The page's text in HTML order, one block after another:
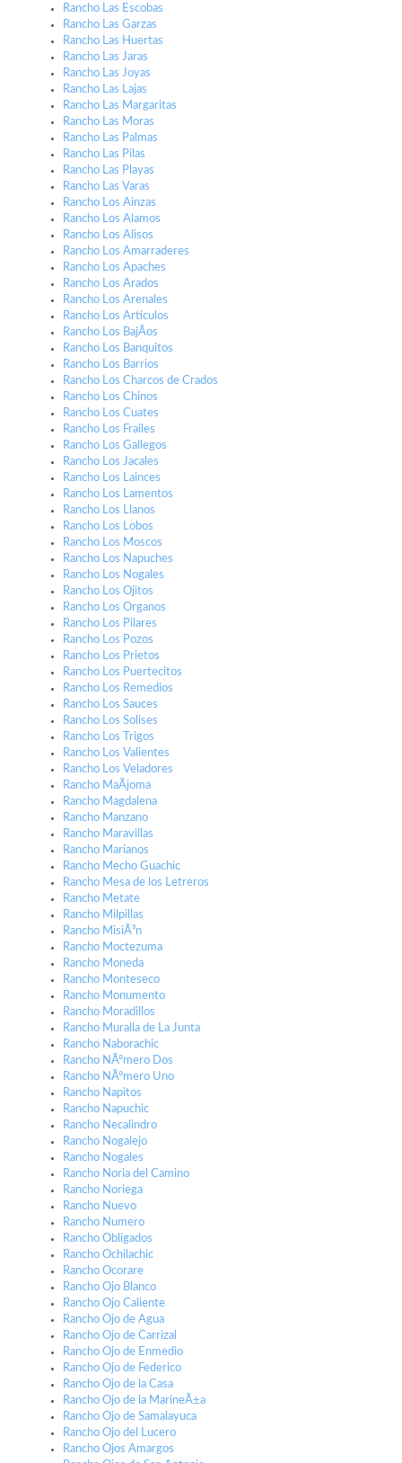
Rancho Las Escobas
Rancho Las Garzas
Rancho Las Huertas
Rancho Las Jaras
Rancho Las Joyas
Rancho Las Lajas
Rancho Las Margaritas
Rancho Las Moras
Rancho Las Palmas
Rancho Las Pilas
Rancho Las Playas
Rancho Las Varas
Rancho Los Ainzas
Rancho Los Alamos
Rancho Los Alisos
Rancho Los Amarraderes
Rancho Los Apaches
Rancho Los Arados
Rancho Los Arenales
Rancho Los Articulos
Rancho Los BajÃ­os
Rancho Los Banquitos
Rancho Los Barrios
Rancho Los Charcos de Crados
Rancho Los Chinos
Rancho Los Cuates
Rancho Los Frailes
Rancho Los Gallegos
Rancho Los Jacales
Rancho Los Lainces
Rancho Los Lamentos
Rancho Los Llanos
Rancho Los Lobos
Rancho Los Moscos
Rancho Los Napuches
Rancho Los Nogales
Rancho Los Ojitos
Rancho Los Organos
Rancho Los Pilares
Rancho Los Pozos
Rancho Los Prietos
Rancho Los Puertecitos
Rancho Los Remedios
Rancho Los Sauces
Rancho Los Solises
Rancho Los Trigos
Rancho Los Valientes
Rancho Los Veladores
Rancho MaÃ­joma
Rancho Magdalena
Rancho Manzano
Rancho Maravillas
Rancho Marianos
Rancho Mecho Guachic
Rancho Mesa de los Letreros
Rancho Metate
Rancho Milpillas
Rancho MisiÃ³n
Rancho Moctezuma
Rancho Moneda
Rancho Monteseco
Rancho Monumento
Rancho Moradillos
Rancho Muralla de La Junta
Rancho Naborachic
Rancho NÃºmero Dos
Rancho NÃºmero Uno
Rancho Napitos
Rancho Napuchic
Rancho Necalindro
Rancho Nogalejo
Rancho Nogales
Rancho Noria del Camino
Rancho Noriega
Rancho Nuevo
Rancho Numero
Rancho Obligados
Rancho Ochilachic
Rancho Ocorare
Rancho Ojo Blanco
Rancho Ojo Caliente
Rancho Ojo de Agua
Rancho Ojo de Carrizal
Rancho Ojo de Enmedio
Rancho Ojo de Federico
Rancho Ojo de la Casa
Rancho Ojo de la MarineÃ±a
Rancho Ojo de Samalayuca
Rancho Ojo del Lucero
Rancho Ojos Amargos